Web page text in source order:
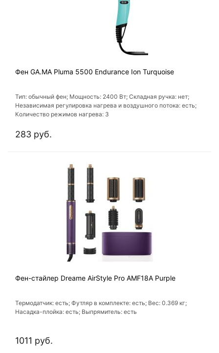
Фен GA.MA Pluma 5500 Endurance Ion Turquoise
Тип: обычный фен; Мощность: 2400 Вт; Складная ручка: нет;
Независимая регулировка нагрева и воздушного потока: есть;
Количество режимов нагрева: 3
283 руб.
Фен-стайлер Dreame AirStyle Pro AMF18A Purple
Термодатчик: есть; Футляр в комплекте: есть; Вес: 0.369 кг;
Насадка-плойка: есть; Выпрямитель: есть
1011 руб.